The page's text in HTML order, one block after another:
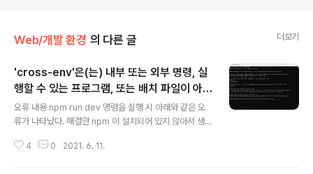
Web/개발 환경 의 다른 글 더보기
'cross-env'은(는) 내부 또는 외부 명령, 실
행할 수 있는 프로그램, 또는 배치 파일이 아닙
니다.
오류 내용 npm run dev 명령을 실행 시 아래와 같은 오
류가 나타났다. 해결안 npm 이 설치되어 있지 않아서 생긴
pm이 install이 완료되면 아래 명령어를 입력한다. npm r
4 0 2021. 6. 11.